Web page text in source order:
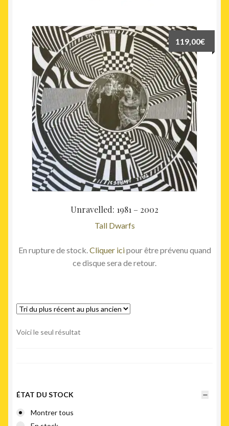
Unravelled: 1981 – 2002
Tall Dwarfs
119,00€
En rupture de stock. Cliquer icipour être prévenu quand
ce disque sera de retour.
Voici le seul résultat
ÉTAT DU STOCK
Montrer tous